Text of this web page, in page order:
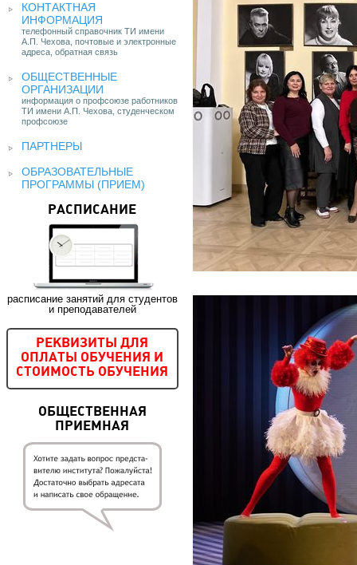
КОНТАКТНАЯ
ИНФОРМАЦИЯ
телефонный справочник ТИ имени
А.П. Чехова, почтовые и электронные
адреса, обратная связь
ОБЩЕСТВЕННЫЕ
ОРГАНИЗАЦИИ
информация о профсоюзе работников
ТИ имени А.П. Чехова, студенческом
профсоюзе
ПАРТНЕРЫ
ОБРАЗОВАТЕЛЬНЫЕ
ПРОГРАММЫ (ПРИЕМ)
РАСПИСАНИЕ
расписание занятий для студентов
и преподавателей
РЕКВИЗИТЫ ДЛЯ
ОПЛАТЫ ОБУЧЕНИЯ И
СТОИМОСТЬ ОБУЧЕНИЯ
ОБЩЕСТВЕННАЯ
ПРИЕМНАЯ